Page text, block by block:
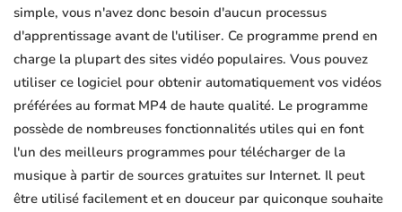
simple, vous n'avez donc besoin d'aucun processus
d'apprentissage avant de l'utiliser. Ce programme prend en
charge la plupart des sites vidéo populaires. Vous pouvez
utiliser ce logiciel pour obtenir automatiquement vos vidéos
préférées au format MP4 de haute qualité. Le programme
possède de nombreuses fonctionnalités utiles qui en font
l'un des meilleurs programmes pour télécharger de la
musique à partir de sources gratuites sur Internet. Il peut
être utilisé facilement et en douceur par quiconque souhaite